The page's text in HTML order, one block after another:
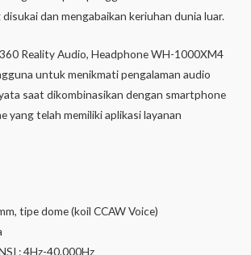
dan mengabaikan keriuhan dunia luar.
Reality Audio, Headphone WH-1000XM4
untuk menikmati pengalaman audio
saat dikombinasikan dengan smartphone
yang telah memiliki aplikasi layanan
tipe dome (koil CCAW Voice)
: 4Hz-40.000Hz